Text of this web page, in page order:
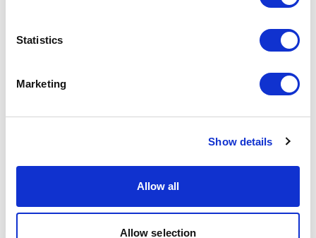
Collect information about your geographical location
Identify your device by actively scanning it for
Find out more about how your personal data is processed
and set your preferences in the
provide social media features and to analyse our traffic.
may combine it with other information that you’ve
provided to them or that they’ve collected from your use
Statistics
Marketing
Show details
Allow all
Allow selection